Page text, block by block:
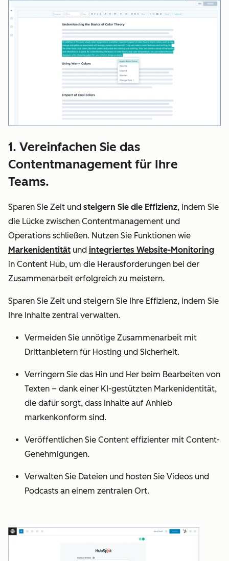
1. Vereinfachen Sie das
Contentmanagement für Ihre
Teams.
Sparen Sie Zeit und steigern Sie die Effizienz, indem Sie
die Lücke zwischen Contentmanagement und
Operations schließen. Nutzen Sie Funktionen wie
Markenidentität und integriertes Website-Monitoring
in Content Hub, um die Herausforderungen bei der
Zusammenarbeit erfolgreich zu meistern.
Sparen Sie Zeit und steigern Sie Ihre Effizienz, indem Sie
Ihre Inhalte zentral verwalten.
Vermeiden Sie unnötige Zusammenarbeit mit
Drittanbietern für Hosting und Sicherheit.
Verringern Sie das Hin und Her beim Bearbeiten von
Texten – dank einer KI-gestützten Markenidentität,
die dafür sorgt, dass Inhalte auf Anhieb
markenkonform sind.
Veröffentlichen Sie Content effizienter mit Content-
Genehmigungen.
Verwalten Sie Dateien und hosten Sie Videos und
Podcasts an einem zentralen Ort.